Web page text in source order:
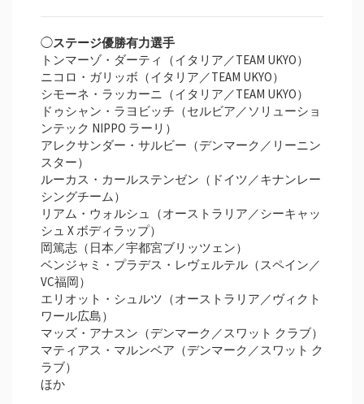
◯ステージ優勝有力選手
トンマーゾ・ダーティ（イタリア／TEAM UKYO）
ニコロ・ガリッボ（イタリア／TEAM UKYO）
シモーネ・ラッカーニ（イタリア／TEAM UKYO）
ドゥシャン・ラヨビッチ（セルビア／ソリューショ
ンテック NIPPO ラーリ）
アレクサンダー・サルビー（デンマーク／リーニン
スター）
ルーカス・カールステンゼン（ドイツ／キナンレー
シングチーム）
リアム・ウォルシュ（オーストラリア／シーキャッ
シュ X ボディラップ）
岡篤志（日本／宇都宮ブリッツェン）
ベンジャミ・プラデス・レヴェルテル（スペイン／
VC福岡）
エリオット・シュルツ（オーストラリア／ヴィクト
ワール広島）
マッズ・アナスン（デンマーク／スワット クラブ）
マティアス・マルンベア（デンマーク／スワット ク
ラブ）
ほか